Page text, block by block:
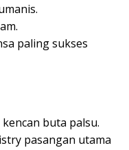
paling sukses
buta palsu.
pasangan utama